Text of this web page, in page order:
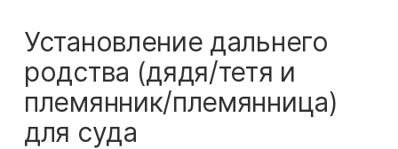
Установление дальнего
родства (дядя/тетя и
племянник/племянница)
для суда